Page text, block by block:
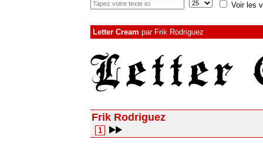
Voir les
Letter Cream par Frik Rodriguez
Frik Rodriguez
1